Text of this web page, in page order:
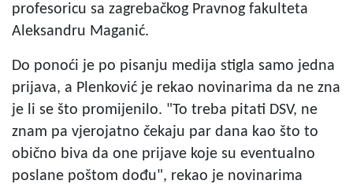
profesoricu sa zagrebačkog Pravnog fakulteta
Aleksandru Maganić.
Do ponoći je po pisanju medija stigla samo jedna
prijava, a Plenković je rekao novinarima da ne zna
je li se što promijenilo. "To treba pitati DSV, ne
znam pa vjerojatno čekaju par dana kao što to
obično biva da one prijave koje su eventualno
poslane poštom dođu", rekao je novinarima